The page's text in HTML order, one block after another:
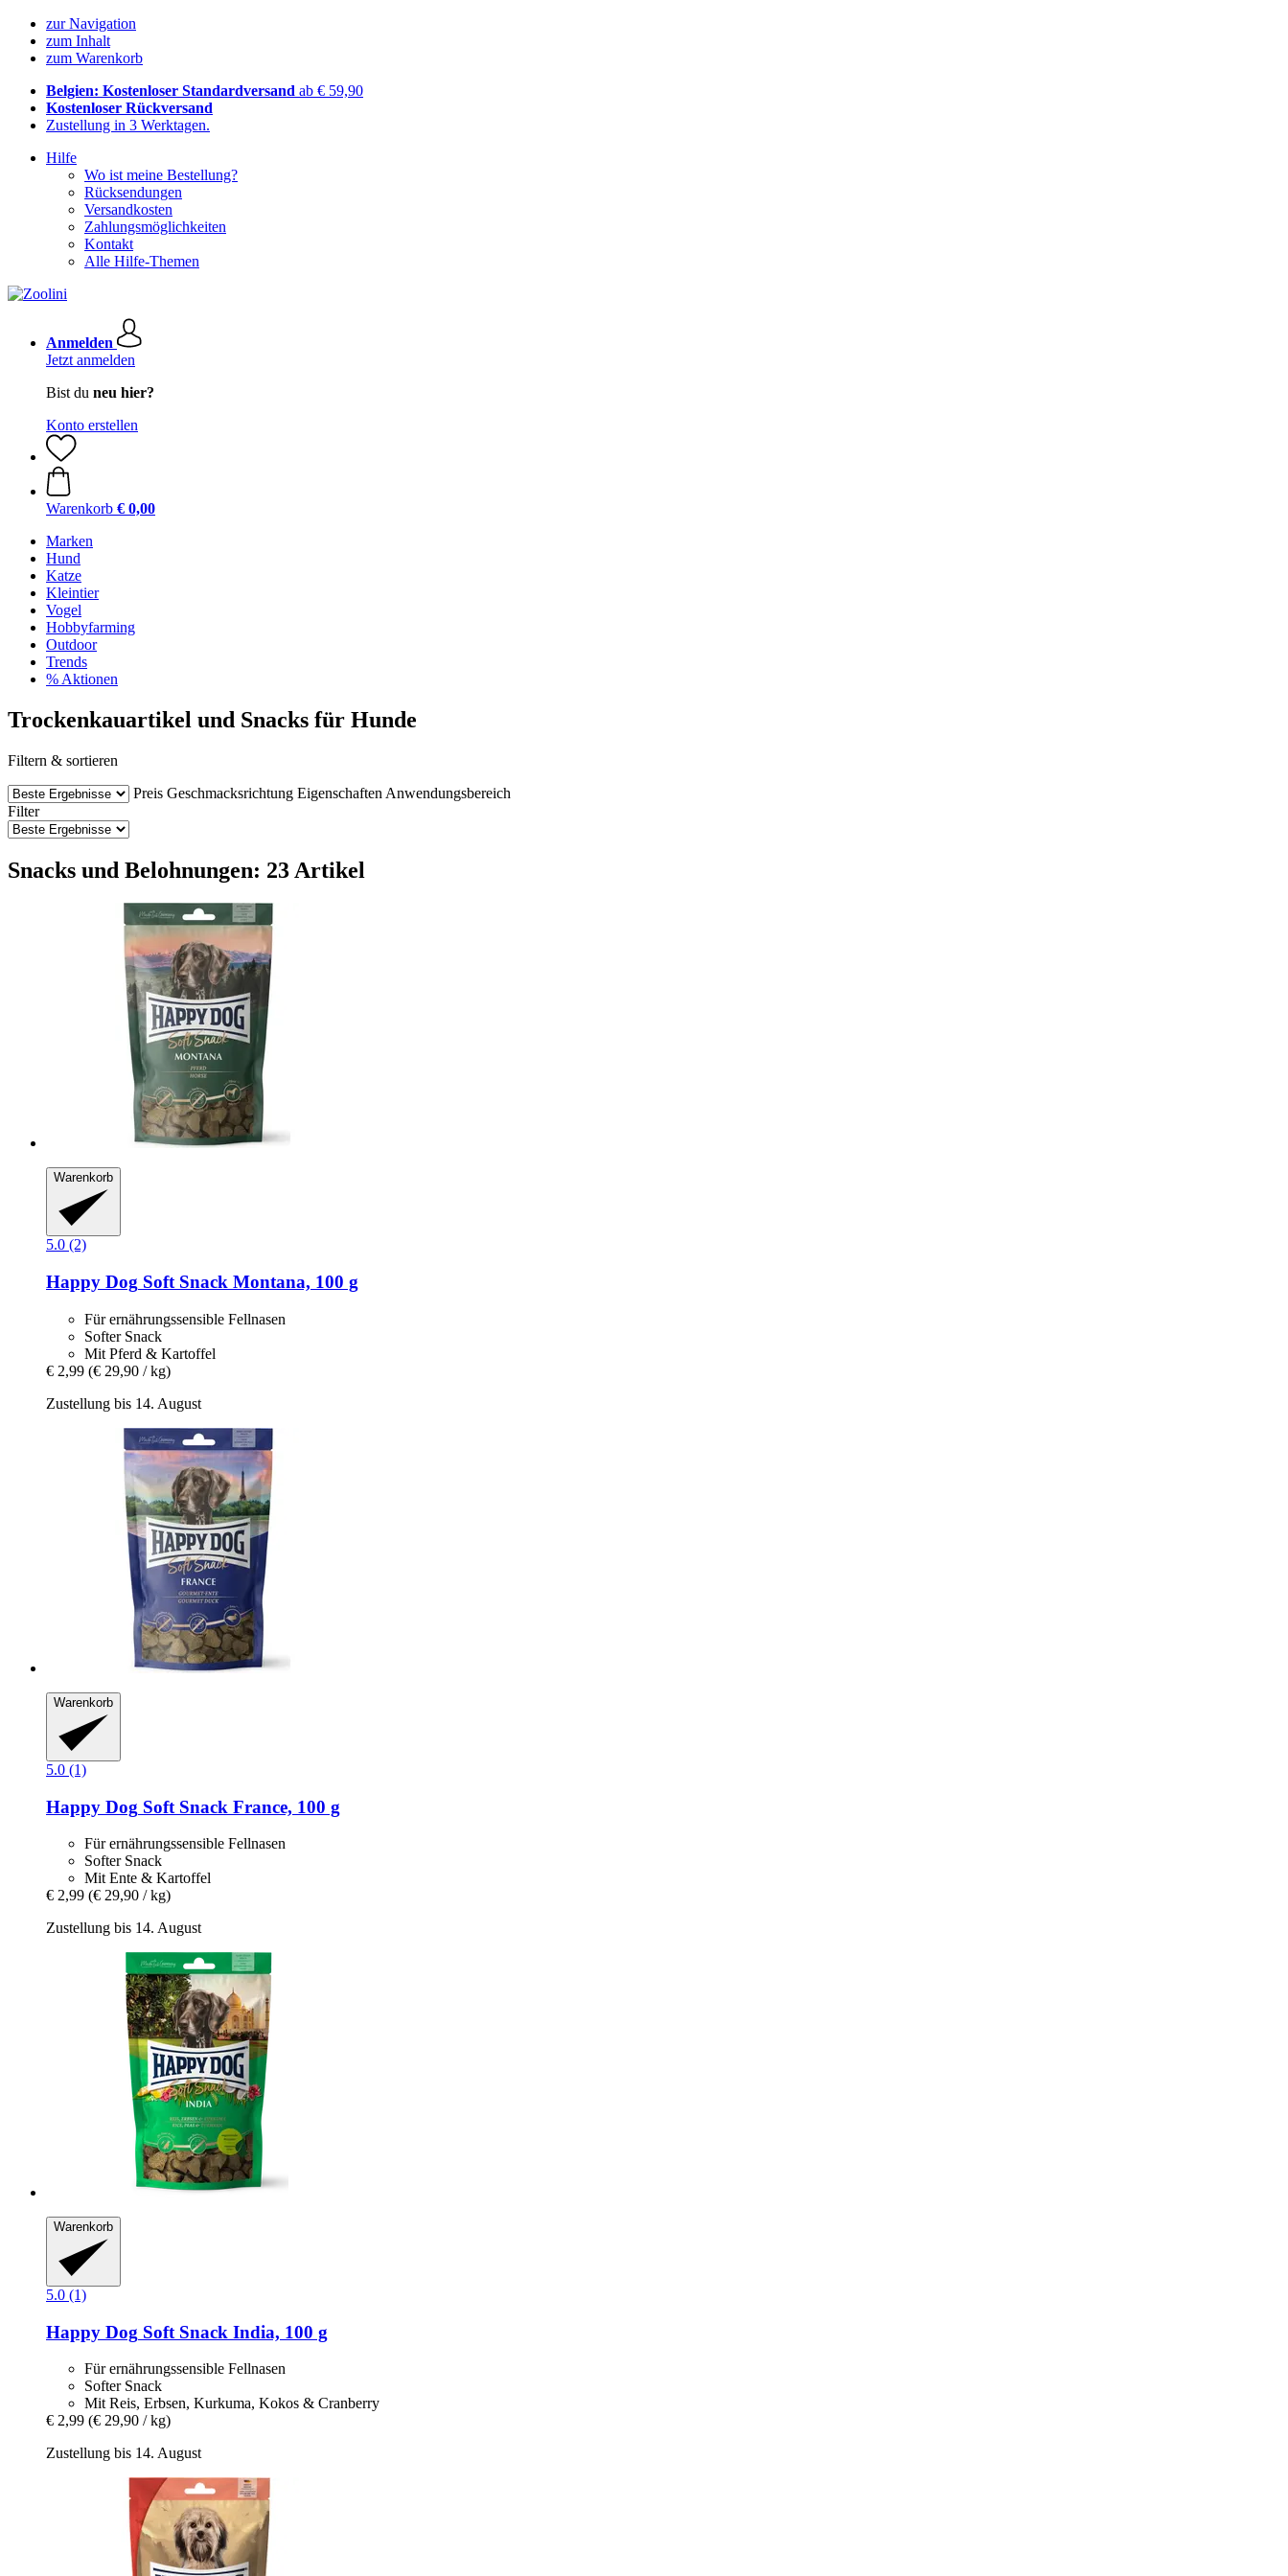
zur Navigation
zum Inhalt
zum Warenkorb
Belgien: Kostenloser Standardversand ab € 59,90
Kostenloser Rückversand
Zustellung in 3 Werktagen.
Hilfe
Wo ist meine Bestellung?
Rücksendungen
Versandkosten
Zahlungsmöglichkeiten
Kontakt
Alle Hilfe-Themen
Anmelden
Jetzt anmelden
Bist du neu hier?
Konto erstellen
Warenkorb € 0,00
Marken
Hund
Katze
Kleintier
Vogel
Hobbyfarming
Outdoor
Trends
% Aktionen
Trockenkauartikel und Snacks für Hunde
Filtern & sortieren
Preis Geschmacksrichtung Eigenschaften Anwendungsbereich
Filter
Snacks und Belohnungen: 23 Artikel
Warenkorb
5.0 (2)
Happy Dog Soft Snack Montana, 100 g
Für ernährungssensible Fellnasen
Softer Snack
Mit Pferd & Kartoffel
€ 2,99 (€ 29,90 / kg)
Zustellung bis 14. August
Warenkorb
5.0 (1)
Happy Dog Soft Snack France, 100 g
Für ernährungssensible Fellnasen
Softer Snack
Mit Ente & Kartoffel
€ 2,99 (€ 29,90 / kg)
Zustellung bis 14. August
Warenkorb
5.0 (1)
Happy Dog Soft Snack India, 100 g
Für ernährungssensible Fellnasen
Softer Snack
Mit Reis, Erbsen, Kurkuma, Kokos & Cranberry
€ 2,99 (€ 29,90 / kg)
Zustellung bis 14. August